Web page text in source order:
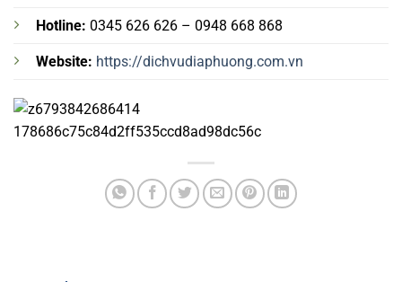
Hotline: 0345 626 626 – 0948 668 868
Website: https://dichvudiaphuong.com.vn